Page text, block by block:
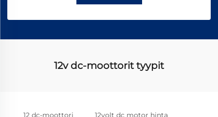
12v dc-moottorit tyypit
12 dc-moottori 12volt dc motor hinta